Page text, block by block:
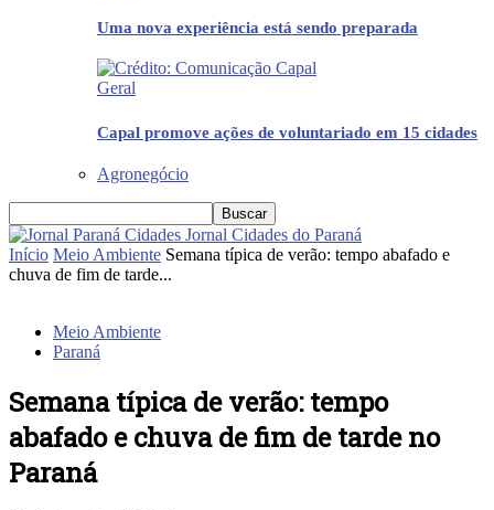
Uma nova experiência está sendo preparada
Geral
Capal promove ações de voluntariado em 15 cidades
Agronegócio
Jornal Cidades do Paraná
Início Meio Ambiente Semana típica de verão: tempo abafado e
chuva de fim de tarde...
Meio Ambiente
Paraná
Semana típica de verão: tempo
abafado e chuva de fim de tarde no
Paraná